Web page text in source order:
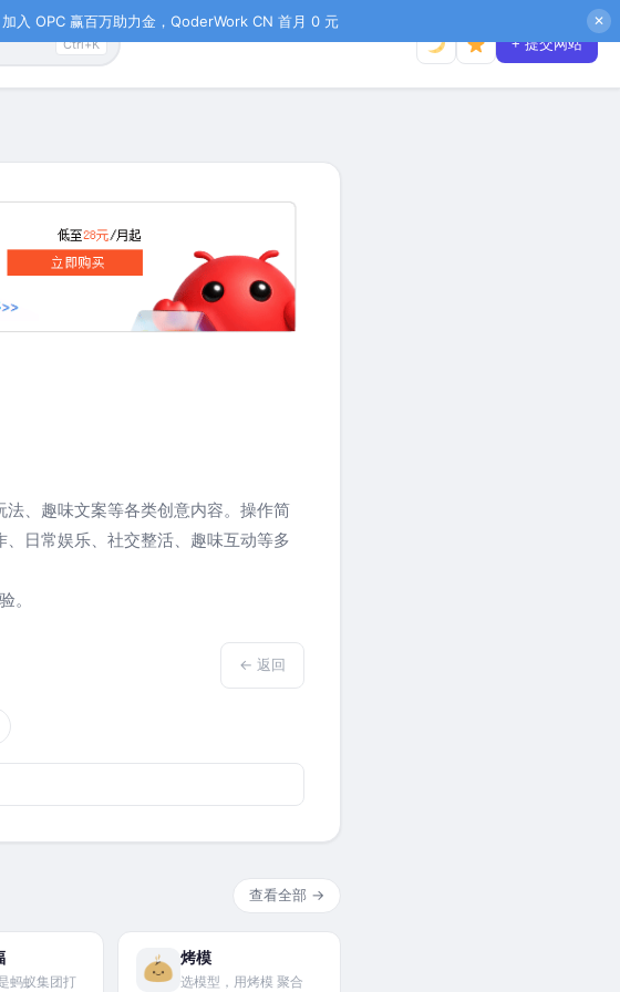
入 OPC 赢百万助力金，QoderWork CN 首月 0 元 ✕
Ctrl+K + 提交网站
、趣味文案等各类创意内容。操作简
日常娱乐、社交整活、趣味互动等多
。
← 返回
查看全部 →
蚂蚁集团打
烤模
选模型，用烤模 聚合